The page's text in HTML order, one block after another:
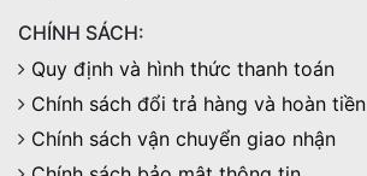
CHÍNH SÁCH:
Quy định và hình thức thanh toán
Chính sách đổi trả hàng và hoàn tiền
Chính sách vận chuyển giao nhận